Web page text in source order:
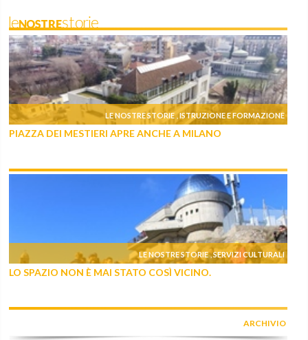
leNOSTREstorie
LE NOSTRE STORIE ISTRUZIONE E FORMAZIONE
PIAZZA DEI MESTIERI APRE ANCHE A MILANO
LE NOSTRE STORIE ,SERVIZI CULTURALI
LO SPAZIO NON È MAI STATO COSÌ VICINO.
ARCHIVIO